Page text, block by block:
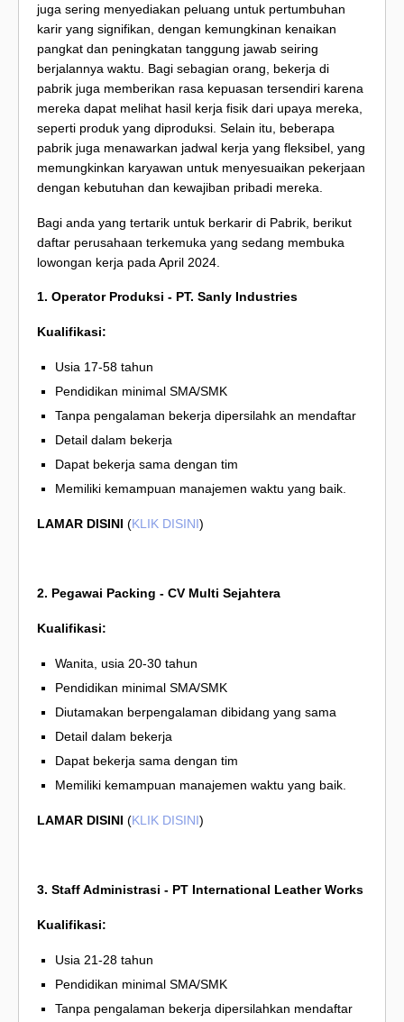
juga sering menyediakan peluang untuk pertumbuhan
karir yang signifikan, dengan kemungkinan kenaikan
pangkat dan peningkatan tanggung jawab seiring
berjalannya waktu. Bagi sebagian orang, bekerja di
pabrik juga memberikan rasa kepuasan tersendiri karena
mereka dapat melihat hasil kerja fisik dari upaya mereka,
seperti produk yang diproduksi. Selain itu, beberapa
pabrik juga menawarkan jadwal kerja yang fleksibel, yang
memungkinkan karyawan untuk menyesuaikan pekerjaan
dengan kebutuhan dan kewajiban pribadi mereka.
Bagi anda yang tertarik untuk berkarir di Pabrik, berikut
daftar perusahaan terkemuka yang sedang membuka
lowongan kerja pada April 2024.
1. Operator Produksi - PT. Sanly Industries
Kualifikasi:
Usia 17-58 tahun
Pendidikan minimal SMA/SMK
Tanpa pengalaman bekerja dipersilahk an mendaftar
Detail dalam bekerja
Dapat bekerja sama dengan tim
Memiliki kemampuan manajemen waktu yang baik.
LAMAR DISINI (KLIK DISINI)
2. Pegawai Packing - CV Multi Sejahtera
Kualifikasi:
Wanita, usia 20-30 tahun
Pendidikan minimal SMA/SMK
Diutamakan berpengalaman dibidang yang sama
Detail dalam bekerja
Dapat bekerja sama dengan tim
Memiliki kemampuan manajemen waktu yang baik.
LAMAR DISINI (KLIK DISINI)
3. Staff Administrasi - PT International Leather Works
Kualifikasi:
Usia 21-28 tahun
Pendidikan minimal SMA/SMK
Tanpa pengalaman bekerja dipersilahkan mendaftar